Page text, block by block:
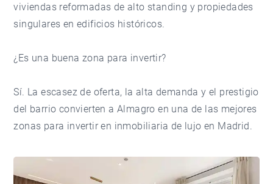
viviendas reformadas de alto standing y propiedades
singulares en edificios históricos.
¿Es una buena zona para invertir?
Sí. La escasez de oferta, la alta demanda y el prestigio
del barrio convierten a Almagro en una de las mejores
zonas para invertir en inmobiliaria de lujo en Madrid.